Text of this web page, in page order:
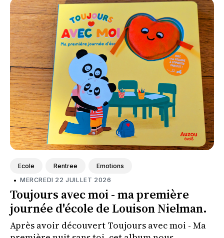
Ecole Rentree Emotions
• MERCREDI 22 JUILLET 2026
Toujours avec moi - ma première
journée d'école de Louison Nielman.
Après avoir découvert Toujours avec moi - Ma